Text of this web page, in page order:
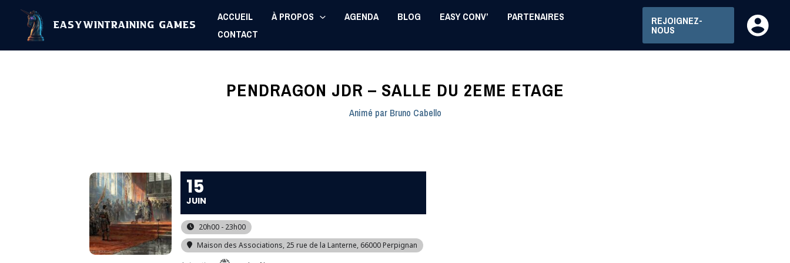
contenu
EasyWinTraining Games
ACCUEIL À PROPOS AGENDA BLOG EASY CONV’
PARTENAIRES
CONTACT
REJOIGNEZ-
NOUS
PENDRAGON JDR – SALLE DU 2EME ETAGE
Animé par Bruno Cabello
15
JUIN
20h00 - 23h00
Maison des Associations, 25 rue de la Lanterne, 66000 Perpignan